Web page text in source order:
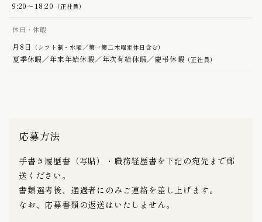
9:20〜18:20 （正社員）
休日・休暇
月8日 （シフト制・水曜／第一第二木曜定休日含む）
夏季休暇／年末年始休暇／年次有給休暇／慶弔休暇 （正社員）
応募方法
手書き履歴書（写貼）・職務経歴書を下記の宛先まで郵
送ください。
書類選考後、通過者にのみご連絡を差し上げます。
なお、応募書類の返送はいたしません。